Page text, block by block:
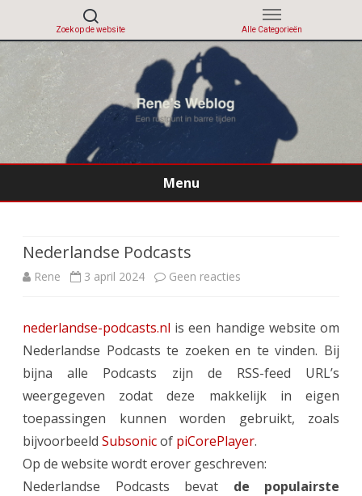
Menu
Ga
de
inhoud
Nederlandse Podcasts
Rene 3 april 2024 Geen reacties
Podcasts
nederlandse-podcasts.nl is een handige website om
Nederlandse Podcasts te zoeken en te vinden. Bij
bijna alle Podcasts zijn de RSS-feed URL’s
weergegeven zodat deze makkelijk in eigen
toepassingen kunnen worden gebruikt, zoals
bijvoorbeeld Subsonicof piCorePlayer.
Op de website wordt erover geschreven:
Nederlandse Podcasts bevat de populairste